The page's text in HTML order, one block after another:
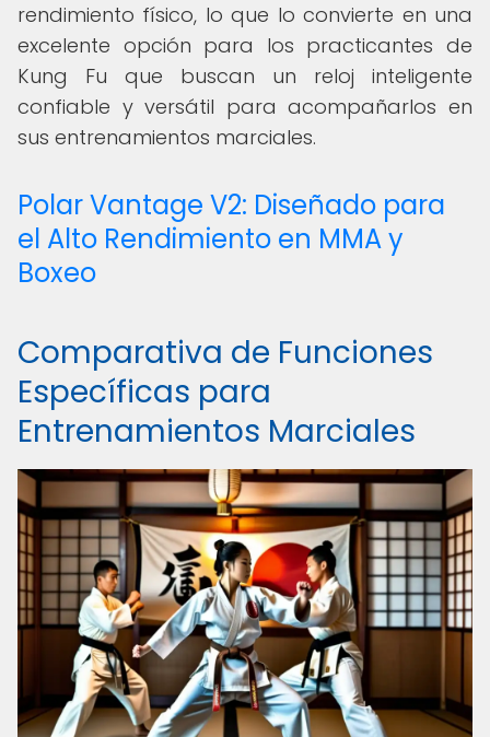
rendimiento físico, lo que lo convierte en una
excelente opción para los practicantes de
Kung Fu que buscan un reloj inteligente
confiable y versátil para acompañarlos en
sus entrenamientos marciales.
Polar Vantage V2: Diseñado para
el Alto Rendimiento en MMA y
Boxeo
Comparativa de Funciones
Específicas para
Entrenamientos Marciales